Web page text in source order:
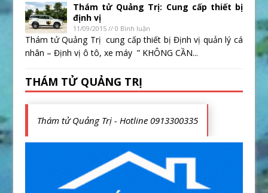
Thám tử Quảng Trị: Cung cấp thiết bị
định vị
11/09/2015 // 0 Bình luận
Thám tử Quảng Trị cung cấp thiết bị Định vị quản lý cá
nhân – Định vị ô tô, xe máy ” KHÔNG CẦN...
THÁM TỬ QUẢNG TRỊ
Thám tử Quảng Trị - Hotline 0913300335